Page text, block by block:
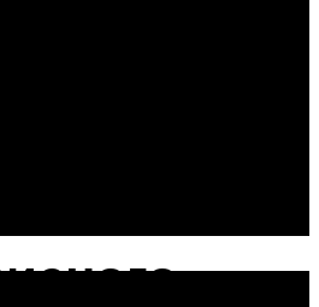
значок